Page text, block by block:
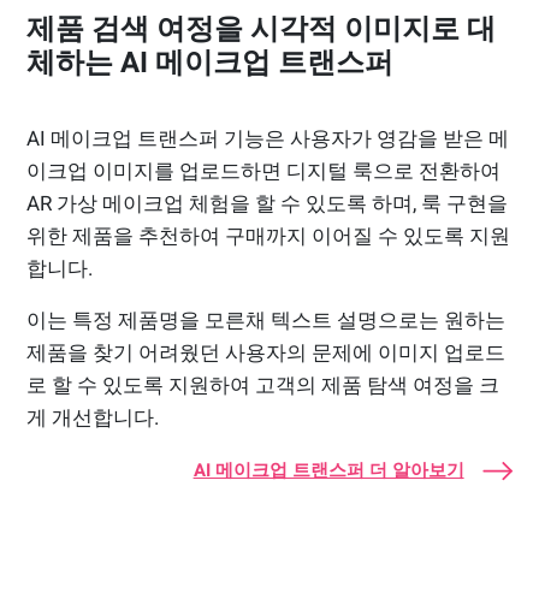
제품 검색 여정을 시각적 이미지로 대
체하는 AI 메이크업 트랜스퍼
AI 메이크업 트랜스퍼 기능은 사용자가 영감을 받은 메
이크업 이미지를 업로드하면 디지털 룩으로 전환하여
AR 가상 메이크업 체험을 할 수 있도록 하며, 룩 구현을
위한 제품을 추천하여 구매까지 이어질 수 있도록 지원
합니다.
이는 특정 제품명을 모른채 텍스트 설명으로는 원하는
제품을 찾기 어려웠던 사용자의 문제에 이미지 업로드
로 할 수 있도록 지원하여 고객의 제품 탐색 여정을 크
게 개선합니다.
AI 메이크업 트랜스퍼 더 알아보기